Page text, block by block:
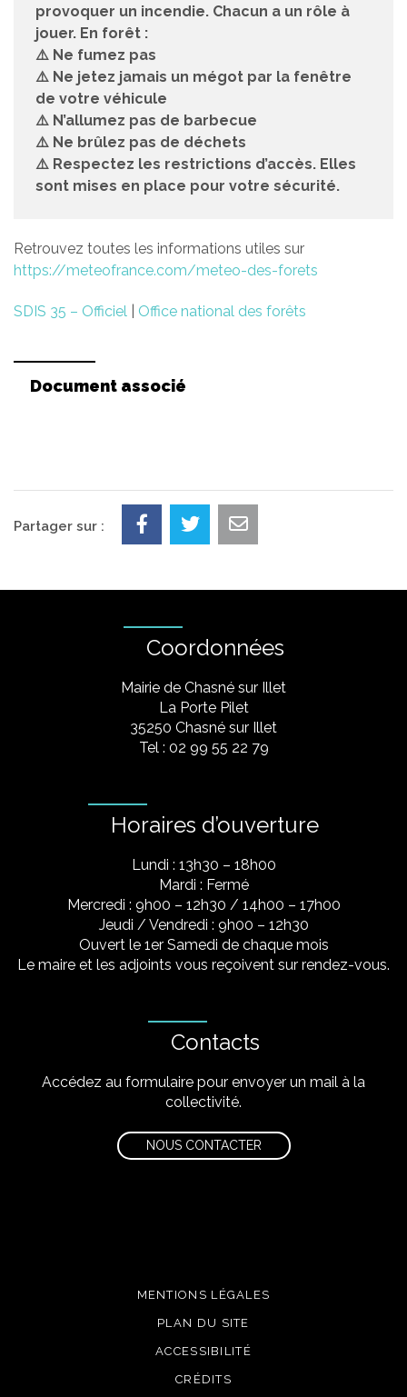
provoquer un incendie. Chacun a un rôle à
jouer. En forêt :
⚠️ Ne fumez pas
⚠️ Ne jetez jamais un mégot par la fenêtre
de votre véhicule
⚠️ N’allumez pas de barbecue
⚠️ Ne brûlez pas de déchets
⚠️ Respectez les restrictions d’accès. Elles
sont mises en place pour votre sécurité.
Retrouvez toutes les informations utiles sur
https://meteofrance.com/meteo-des-forets
SDIS 35 – Officiel Office national des forêts
Document associé
Partager sur :
Coordonnées
Mairie de Chasné sur Illet
La Porte Pilet
35250 Chasné sur Illet
Tel : 02 99 55 22 79
Horaires d’ouverture
Lundi : 13h30 – 18h00
Mardi : Fermé
Mercredi : 9h00 – 12h30 / 14h00 – 17h00
Jeudi / Vendredi : 9h00 – 12h30
Ouvert le 1er Samedi de chaque mois
Le maire et les adjoints vous reçoivent sur rendez-vous.
Contacts
Accédez au formulaire pour envoyer un mail à la
collectivité.
NOUS CONTACTER
MENTIONS LÉGALES
PLAN DU SITE
ACCESSIBILITÉ
CRÉDITS